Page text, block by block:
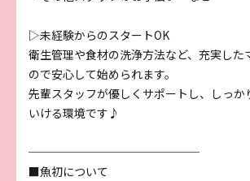
▷未経験からのスタートOK
衛生管理や食材の洗浄方法など、充実した
ので安心して始められます。
先輩スタッフが優しくサポートし、しっか
いける環境です♪
───────────────
■魚初について